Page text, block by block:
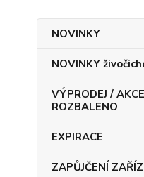
NOVINKY
NOVINKY
VÝPRODEJ /
ROZBALENO
EXPIRACE
ZAPŮJČENÍ